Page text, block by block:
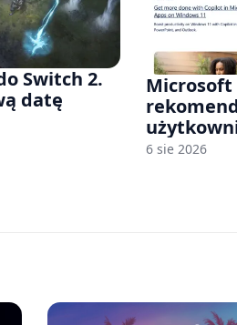
Switch 2.
datę
Microsoft
nam przy
6 sie 2026